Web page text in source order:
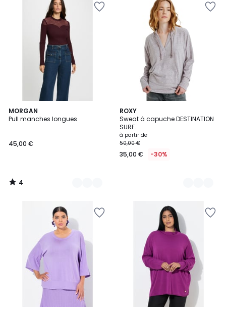
MORGAN
Pull manches longues
45,00 €
4
/
2
Couleurs
4
/
ROXY
Sweat à capuche DESTINATION
SURF.
à partir de
50,00 €
35,00 € -30%
5
Couleurs